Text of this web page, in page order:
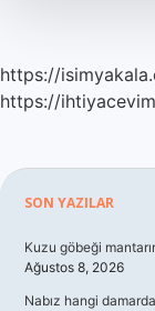
https://
https://
Sidebar
SON YAZILAR
Kuzu göbeği
Ağustos 8, 2026
Nabız hangi